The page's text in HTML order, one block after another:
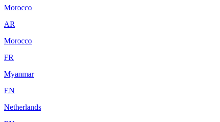
Morocco
AR
Morocco
FR
Myanmar
EN
Netherlands